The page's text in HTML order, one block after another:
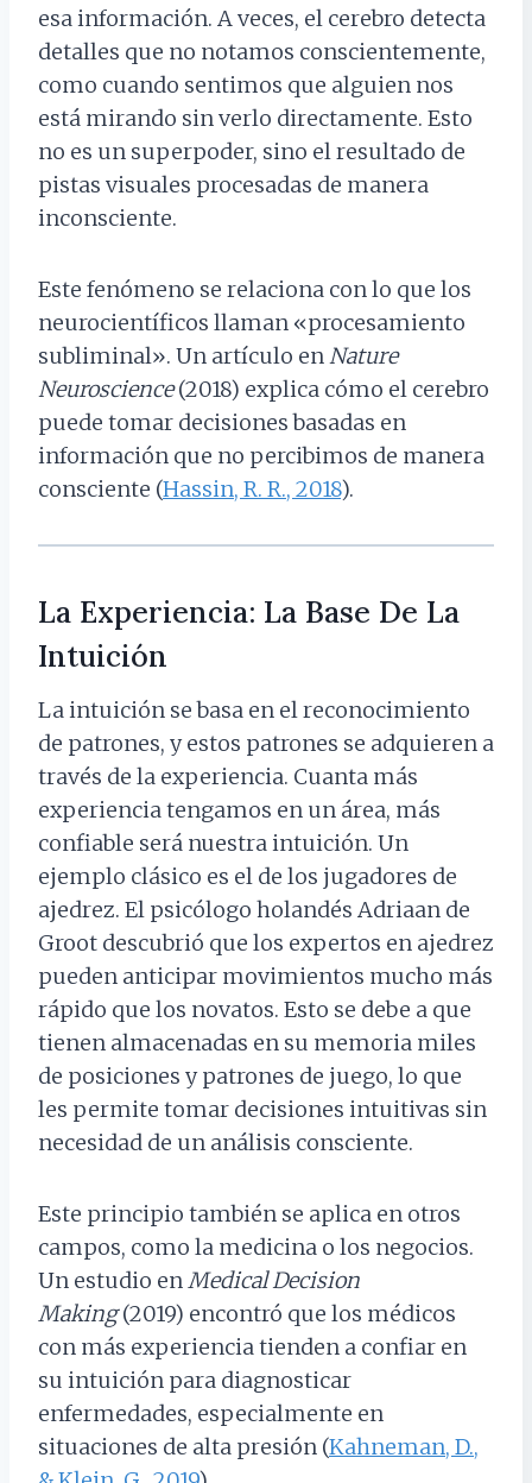
esa información. A veces, el cerebro detecta
detalles que no notamos conscientemente,
como cuando sentimos que alguien nos
está mirando sin verlo directamente. Esto
no es un superpoder, sino el resultado de
pistas visuales procesadas de manera
inconsciente.
Este fenómeno se relaciona con lo que los
neurocientíficos llaman «procesamiento
subliminal». Un artículo enNature
Neuroscience(2018) explica cómo el cerebro
puede tomar decisiones basadas en
información que no percibimos de manera
consciente (Hassin, R. R., 2018).
La Experiencia: La Base De La
Intuición
La intuición se basa en el reconocimiento
de patrones, y estos patrones se adquieren a
través de la experiencia. Cuanta más
experiencia tengamos en un área, más
confiable será nuestra intuición. Un
ejemplo clásico es el de los jugadores de
ajedrez. El psicólogo holandés Adriaan de
Groot descubrió que los expertos en ajedrez
pueden anticipar movimientos mucho más
rápido que los novatos. Esto se debe a que
tienen almacenadas en su memoria miles
de posiciones y patrones de juego, lo que
les permite tomar decisiones intuitivas sin
necesidad de un análisis consciente.
Este principio también se aplica en otros
campos, como la medicina o los negocios.
Un estudio enMedical Decision
Making(2019) encontró que los médicos
con más experiencia tienden a confiar en
su intuición para diagnosticar
enfermedades, especialmente en
situaciones de alta presión (Kahneman, D.,